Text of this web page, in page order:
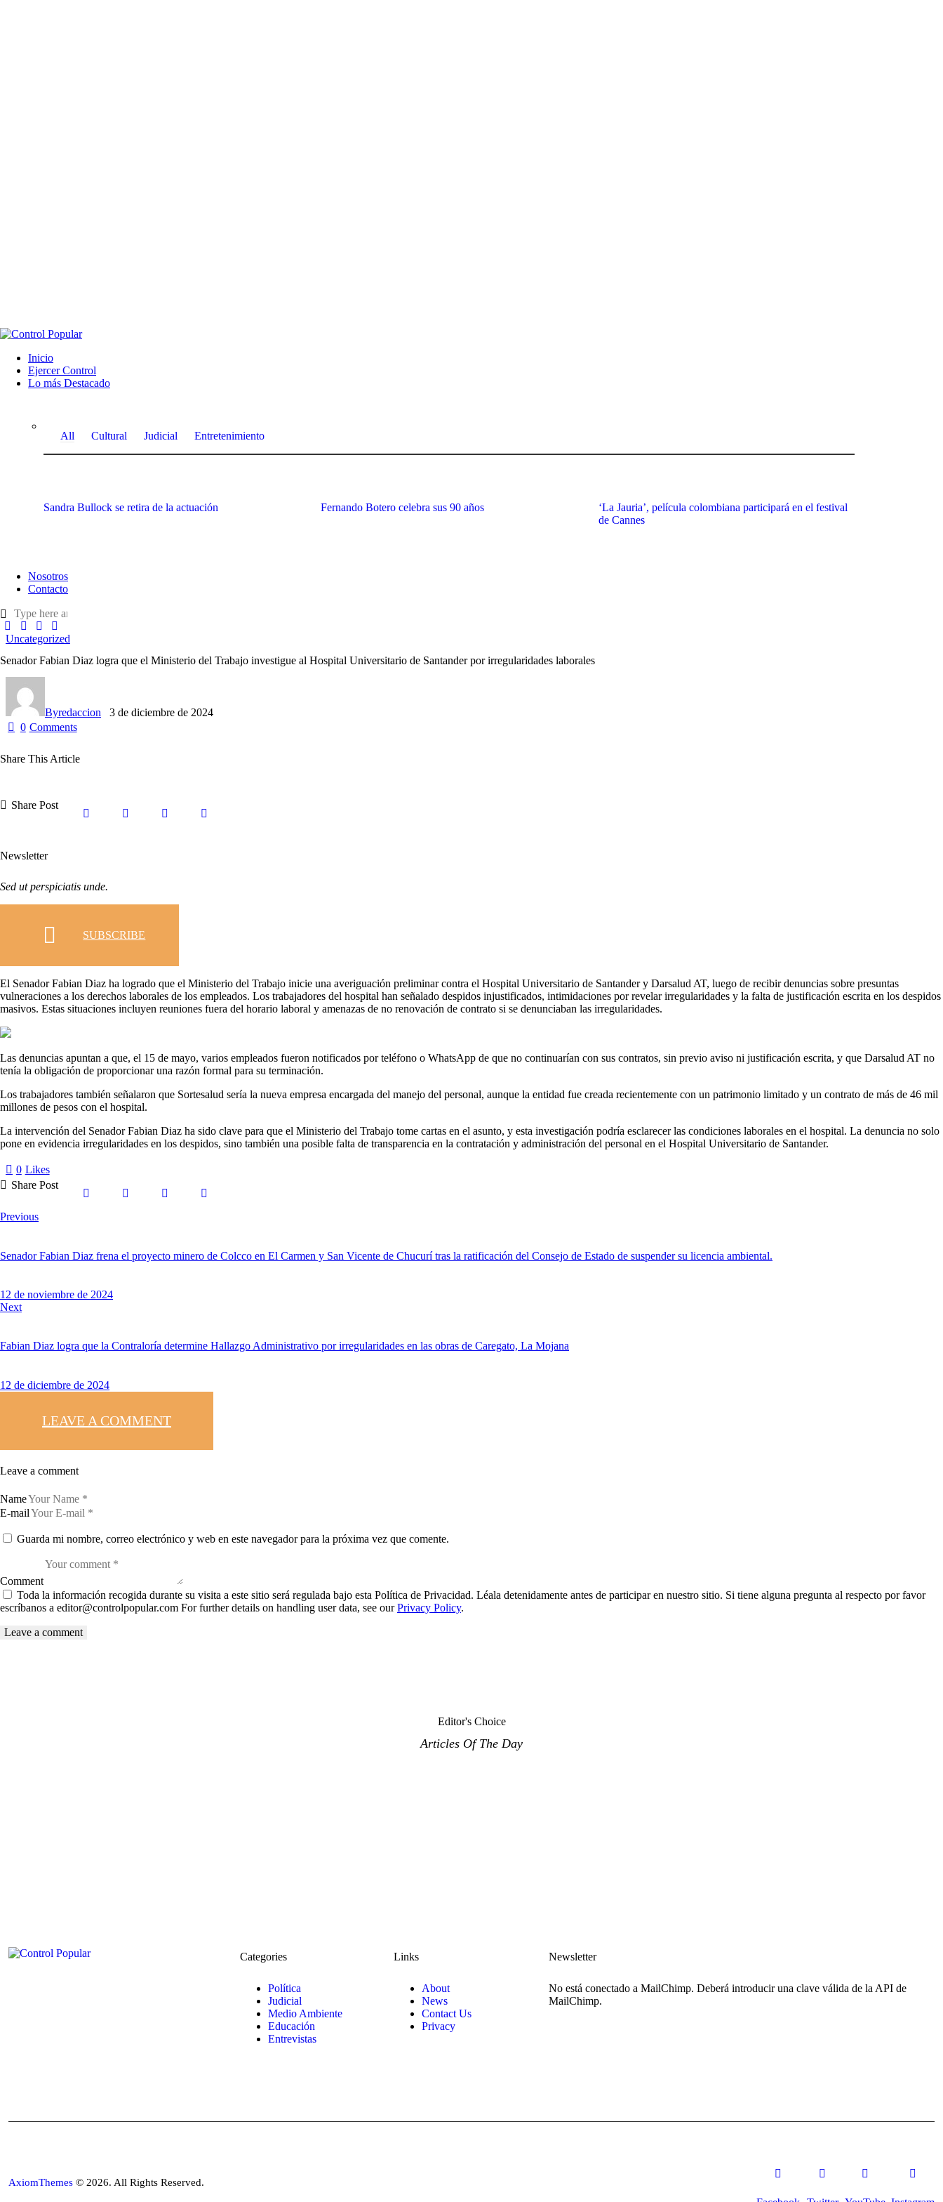
Inicio
Ejercer Control
Lo más Destacado
All Cultural Judicial Entretenimiento
Sandra Bullock se retira de la actuación Fernando Botero celebra sus 90 años
‘La Jauria’, película colombiana participará en el festival
de Cannes
Nosotros
Contacto
Uncategorized
Senador Fabian Diaz logra que el Ministerio del Trabajo investigue al Hospital Universitario de Santander por irregularidades laborales
Byredaccion
3 de diciembre de 2024
0 Comments
Share This Article
Share Post
Newsletter
Sed ut perspiciatis unde.
SUBSCRIBE
El Senador Fabian Diaz ha logrado que el Ministerio del Trabajo inicie una averiguación preliminar contra el Hospital Universitario de Santander y Darsalud AT, luego de recibir denuncias sobre presuntas
vulneraciones a los derechos laborales de los empleados. Los trabajadores del hospital han señalado despidos injustificados, intimidaciones por revelar irregularidades y la falta de justificación escrita en los despidos
masivos. Estas situaciones incluyen reuniones fuera del horario laboral y amenazas de no renovación de contrato si se denunciaban las irregularidades.
Las denuncias apuntan a que, el 15 de mayo, varios empleados fueron notificados por teléfono o WhatsApp de que no continuarían con sus contratos, sin previo aviso ni justificación escrita, y que Darsalud AT no
tenía la obligación de proporcionar una razón formal para su terminación.
Los trabajadores también señalaron que Sortesalud sería la nueva empresa encargada del manejo del personal, aunque la entidad fue creada recientemente con un patrimonio limitado y un contrato de más de 46 mil
millones de pesos con el hospital.
La intervención del Senador Fabian Diaz ha sido clave para que el Ministerio del Trabajo tome cartas en el asunto, y esta investigación podría esclarecer las condiciones laborales en el hospital. La denuncia no solo
pone en evidencia irregularidades en los despidos, sino también una posible falta de transparencia en la contratación y administración del personal en el Hospital Universitario de Santander.
0 Likes
Share Post
Previous
Senador Fabian Diaz frena el proyecto minero de Colcco en El Carmen y San Vicente de Chucurí tras la ratificación del Consejo de Estado de suspender su licencia ambiental.
12 de noviembre de 2024
Next
Fabian Diaz logra que la Contraloría determine Hallazgo Administrativo por irregularidades en las obras de Caregato, La Mojana
12 de diciembre de 2024
LEAVE A COMMENT
Leave a comment
Name
E-mail
Guarda mi nombre, correo electrónico y web en este navegador para la próxima vez que comente.
Comment
Toda la información recogida durante su visita a este sitio será regulada bajo esta Política de Privacidad. Léala detenidamente antes de participar en nuestro sitio. Si tiene alguna pregunta al respecto por favor
escríbanos a editor@controlpopular.com For further details on handling user data, see ourPrivacy Policy.
Editor's Choice
Articles Of The Day
Categories
Política
Judicial
Medio Ambiente
Educación
Entrevistas
Links
About
News
Contact Us
Privacy
Newsletter
No está conectado a MailChimp. Deberá introducir una clave válida de la API de
MailChimp.
AxiomThemes © 2026. All Rights Reserved.